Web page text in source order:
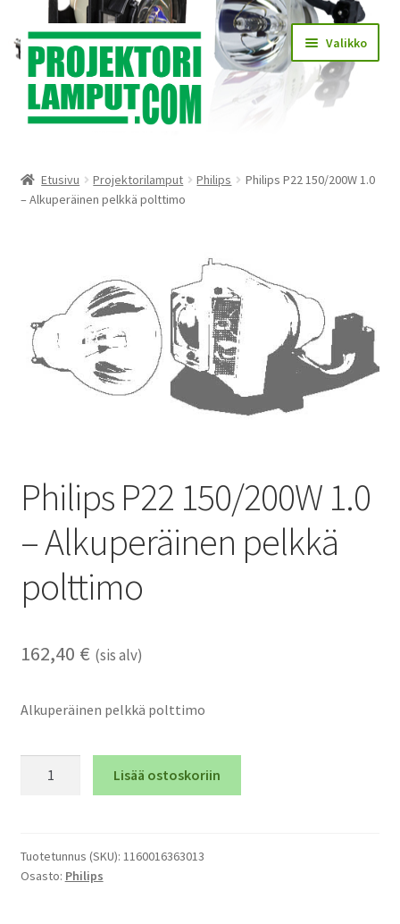
Siirry
navigointiin
Siirry
sisältöön
Valikko
Käyttöehdot
valikko
Yhteystiedot
KIRJAUDU
Etusivu Projektorilamput Philips
Philips P22 150/200W 1.0
– Alkuperäinen pelkkä polttimo
Philips P22 150/200W 1.0
– Alkuperäinen pelkkä
polttimo
162,40 € (sis alv)
Alkuperäinen pelkkä polttimo
-
Alkuperäinen
Lisää ostoskoriin
Tuotetunnus (SKU): 1160016363013
Osasto: Philips